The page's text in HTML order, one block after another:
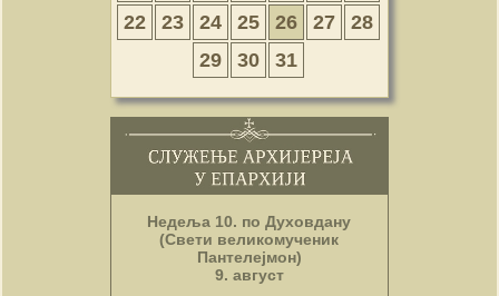
22
23 24 25 26 27
28
29
30 31
Недеља 10. по Духовдану
(Свети великомученик
Пантелејмон)
9. август